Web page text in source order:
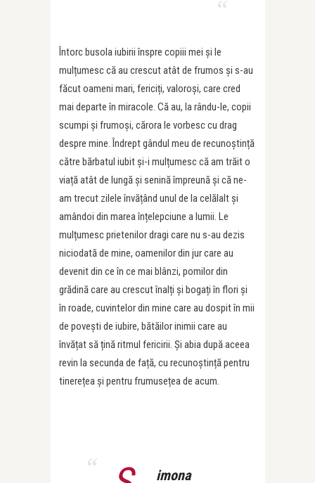
Întorc busola iubirii înspre copiii mei și le
mulțumesc că au crescut atât de frumos și s-au
făcut oameni mari, fericiți, valoroși, care cred
mai departe în miracole. Că au, la rându-le, copii
scumpi și frumoși, cărora le vorbesc cu drag
despre mine. Îndrept gândul meu de recunoștință
către bărbatul iubit și-i mulțumesc că am trăit o
viață atât de lungă și senină împreună și că ne-
am trecut zilele învățând unul de la celălalt și
amândoi din marea înțelepciune a lumii. Le
mulțumesc prietenilor dragi care nu s-au dezis
niciodată de mine, oamenilor din jur care au
devenit din ce în ce mai blânzi, pomilor din
grădină care au crescut înalți și bogați în flori și
în roade, cuvintelor din mine care au dospit în mii
de povești de iubire, bătăilor inimii care au
învățat să țină ritmul fericirii. Și abia după aceea
revin la secunda de față, cu recunoștință pentru
tinerețea și pentru frumusețea de acum.
imona